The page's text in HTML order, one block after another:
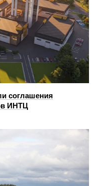
соглашения
ИНТЦ